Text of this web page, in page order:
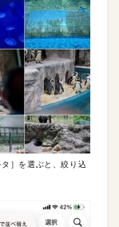
］を選ぶと、絞り込